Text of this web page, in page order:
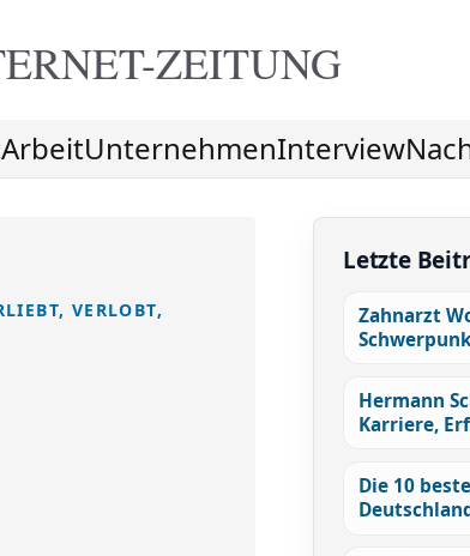
ZEITUNG
ArbeitUnternehmenInterview
VERLOBT,
Letzte
Zahnarzt
Hermann
Karriere,
Die 10